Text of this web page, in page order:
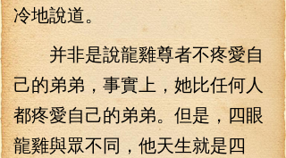
冷地說道。
并非是說龍雞尊者不疼愛自
己的弟弟，事實上，她比任何人
都疼愛自己的弟弟。但是，四眼
龍雞與眾不同，他天生就是四